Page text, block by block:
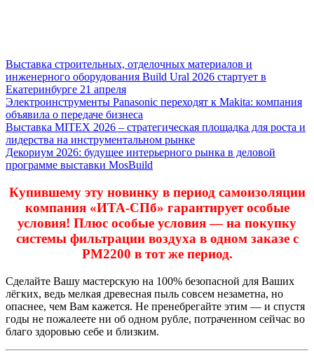
Выставка строительных, отделочных материалов и
инженерного оборудования Build Ural 2026 стартует в
Екатеринбурге 21 апреля
Электроинструменты Panasonic переходят к Makita: компания
объявила о передаче бизнеса
Выставка MITEX 2026 – стратегическая площадка для роста и
лидерства на инструментальном рынке
Декориум 2026: будущее интерьерного рынка в деловой
программе выставки MosBuild
Купившему эту новинку в период самоизоляции
компания «ИТА-СПб» гарантирует особые
условия! Плюс особые условия — на покупку
системы фильтрации воздуха в одном заказе с
РМ2200 в тот же период.
Сделайте Вашу мастерскую на 100% безопасной для Ваших
лёгких, ведь мелкая древесная пыль совсем незаметна, но
опаснее, чем Вам кажется. Не пренебрегайте этим — и спустя
годы не пожалеете ни об одном рубле, потраченном сейчас во
благо здоровью себе и близким.